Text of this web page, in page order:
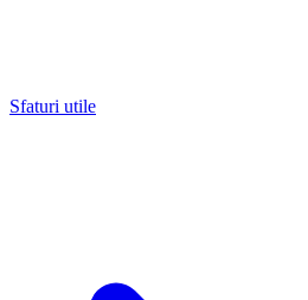
Sfaturi utile